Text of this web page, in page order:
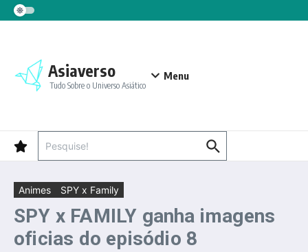
Ir para o conteúdo
Asiaverso
Tudo Sobre o Universo Asiático
Menu
Animes SPY x Family
SPY x FAMILY ganha imagens
oficias do episódio 8